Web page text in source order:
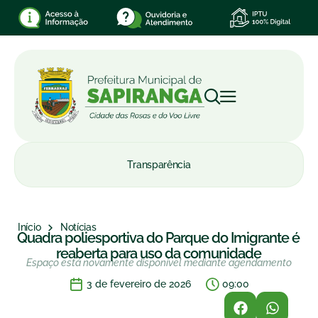
Transparência
Início Notícias
Quadra poliesportiva do Parque do Imigrante é
reaberta para uso da comunidade
Espaço está novamente disponível mediante agendamento
3 de fevereiro de 2026
09:00